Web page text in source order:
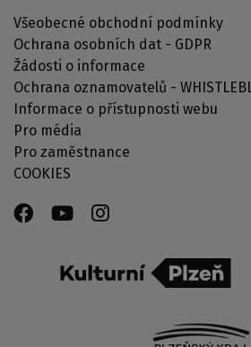
Všeobecné obchodní podmínky
Ochrana osobních dat - GDPR
Žádosti o informace
Ochrana oznamovatelů -
Informace o přístupnosti webu
Pro média
Pro zaměstnance
COOKIES